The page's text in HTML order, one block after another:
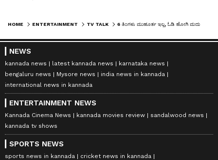
HOME ENTERTAINMENT TV TALK
NEWS
kannada news latest kannada news
karnataka news
bengaluru news
Mysore news
india news in kannada
international news in kannada
ENTERTAINMENT NEWS
Kannada Cinema News kannada movies review
sandalwood news
kannada tv shows
SPORTS NEWS
sports news in kannada
cricket news in kannada